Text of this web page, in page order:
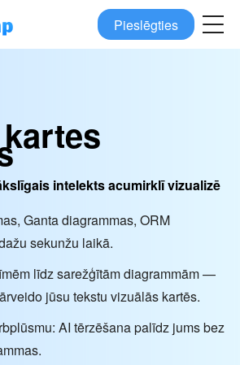
Pieslēgties
intelekts acumirklī vizualizē
Ganta diagrammas, ORM
sekunžu laikā.
līdz sarežģītām diagrammām —
jūsu tekstu vizuālās kartēs.
AI tērzēšana palīdz jums bez